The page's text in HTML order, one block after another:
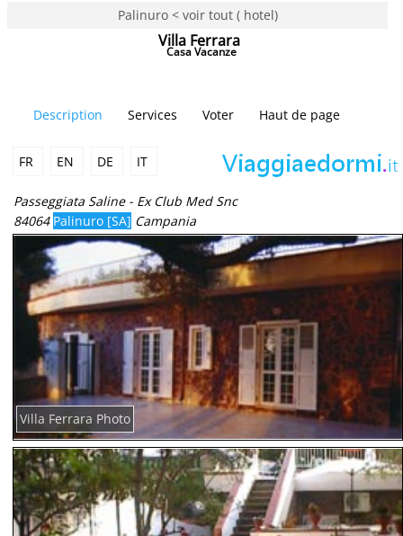
Palinuro < voir tout ( hotel)
Villa Ferrara
Casa Vacanze
Description Services Voter Haut de page
FR EN DE IT
Passeggiata Saline - Ex Club Med Snc
84064 Palinuro [SA] Campania
Villa Ferrara Photo